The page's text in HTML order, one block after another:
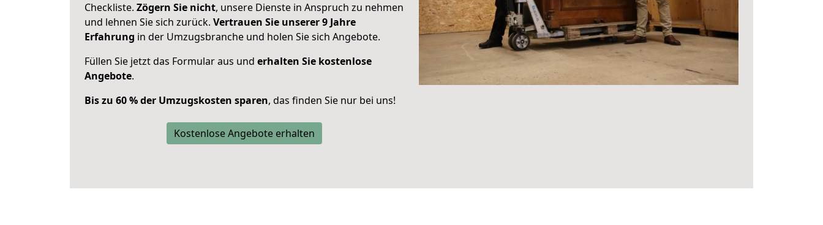
Checkliste. Zögern Sie nicht, unsere Dienste in Anspruch zu nehmen
und lehnen Sie sich zurück. Vertrauen Sie unserer 9 Jahre
Erfahrung in der Umzugsbranche und holen Sie sich Angebote.
Füllen Sie jetzt das Formular aus und erhalten Sie kostenlose
Angebote.
Bis zu 60 % der Umzugskosten sparen, das finden Sie nur bei uns!
Kostenlose Angebote erhalten